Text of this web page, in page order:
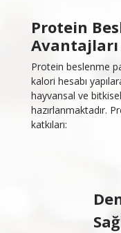
Protein
Avantajları
Protein beslenme
kalori hesabı
hayvansal ve
hazırlanmaktadır.
katkıları: